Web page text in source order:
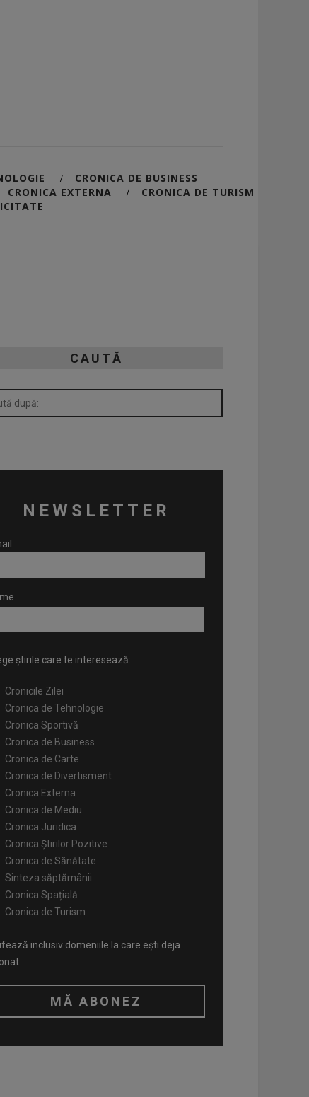
/ CRONICA DE BUSINESS
CRONICA EXTERNA / CRONICA DE TURISM
CAUTĂ
NEWSLETTER
știrile care te interesează:
Cronicile Zilei
Cronica de Tehnologie
Cronica Sportivă
Cronica de Business
Cronica de Carte
Cronica de Divertisment
Cronica Externa
Cronica de Mediu
Cronica Juridica
Cronica Știrilor Pozitive
Cronica de Sănătate
Sinteza săptămânii
Cronica Spațială
Cronica de Turism
inclusiv domeniile la care ești deja